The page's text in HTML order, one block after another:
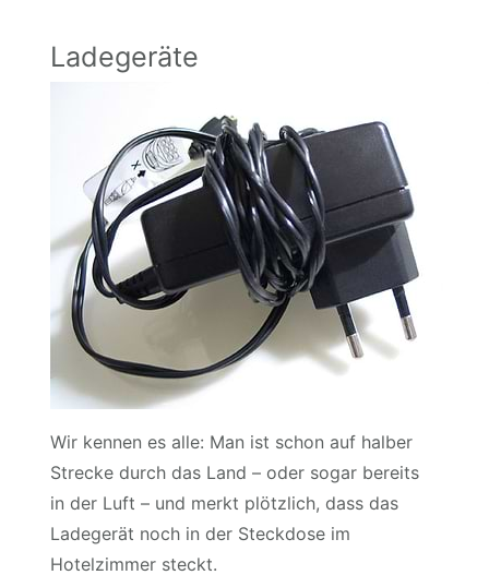
Ladegeräte
Wir kennen es alle: Man ist schon auf halber
Strecke durch das Land – oder sogar bereits
in der Luft – und merkt plötzlich, dass das
Ladegerät noch in der Steckdose im
Hotelzimmer steckt.